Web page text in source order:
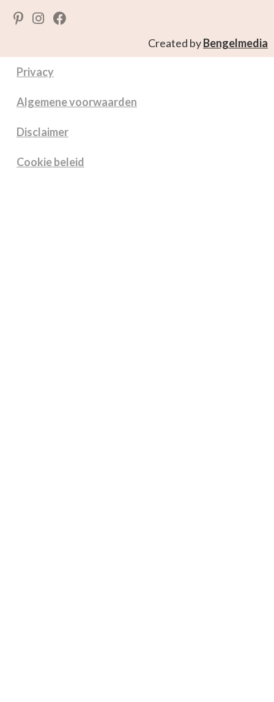
Created byBengelmedia
Privacy
Algemene voorwaarden
Disclaimer
Cookie beleid